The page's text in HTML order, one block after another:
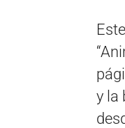
y la